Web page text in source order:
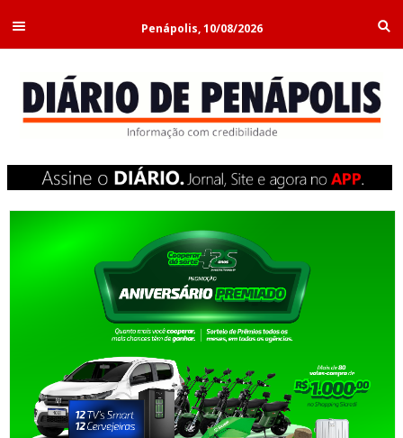
Penápolis, 10/08/2026